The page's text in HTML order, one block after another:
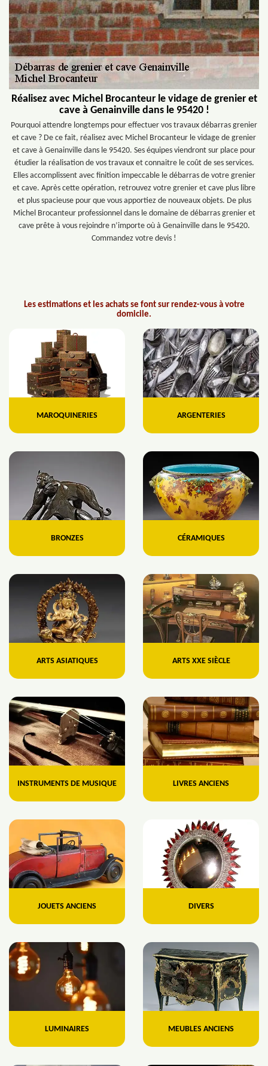
Réalisez avec Michel Brocanteur le vidage de grenier et
cave à Genainville dans le 95420 !
Pourquoi attendre longtemps pour effectuer vos travaux débarras grenier
et cave ? De ce fait, réalisez avec Michel Brocanteur le vidage de grenier
et cave à Genainville dans le 95420. Ses équipes viendront sur place pour
étudier la réalisation de vos travaux et connaitre le coût de ses services.
Elles accomplissent avec finition impeccable le débarras de votre grenier
et cave. Après cette opération, retrouvez votre grenier et cave plus libre
et plus spacieuse pour que vous apportiez de nouveaux objets. De plus
Michel Brocanteur professionnel dans le domaine de débarras grenier et
cave prête à vous rejoindre n’importe où à Genainville dans le 95420.
Commandez votre devis !
Les estimations et les achats se font sur rendez-vous à votre
domicile.
MAROQUINERIES ARGENTERIES
BRONZES CÉRAMIQUES
ARTS ASIATIQUES ARTS XXE SIÈCLE
INSTRUMENTS DE MUSIQUE LIVRES ANCIENS
JOUETS ANCIENS DIVERS
LUMINAIRES MEUBLES ANCIENS